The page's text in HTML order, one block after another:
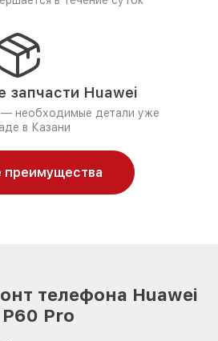
запчасти Huawei
необходимые детали уже
в Казани
преимущества
телефона Huawei
P60 Pro